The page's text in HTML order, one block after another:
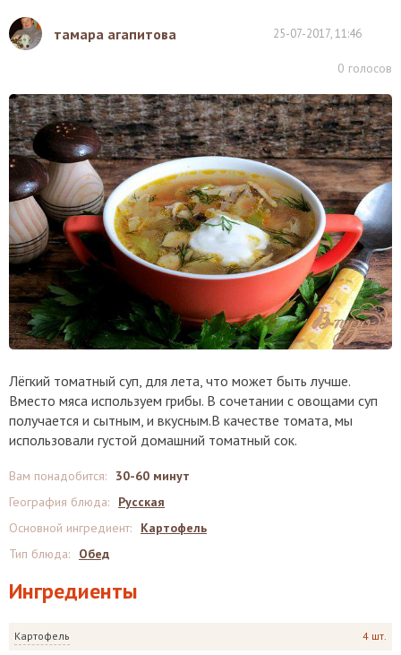
тамара агапитова 25-07-2017, 11:46
0 голосов
Лёгкий томатный суп, для лета, что может быть лучше.
Вместо мяса используем грибы. В сочетании с овощами суп
получается и сытным, и вкусным.В качестве томата, мы
использовали густой домашний томатный сок.
Ингредиенты
Картофель 4 шт.
Вам понадобится:
30-60 минут
География блюда:
Русская
Основной ингредиент:
Картофель
Тип блюда: Обед